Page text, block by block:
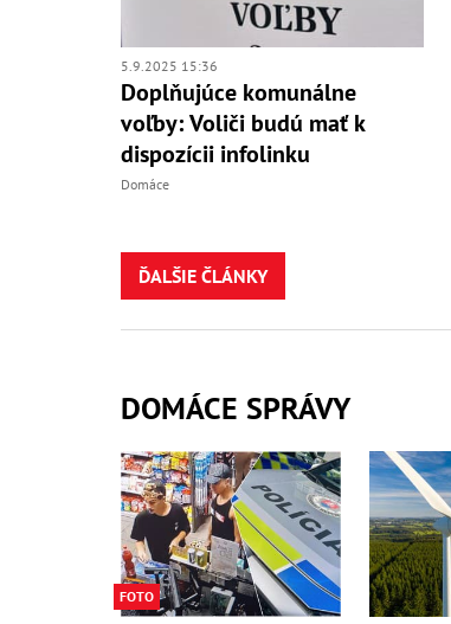
5.9.2025 15:36
Doplňujúce komunálne
voľby: Voliči budú mať k
dispozícii infolinku
Domáce
ĎALŠIE ČLÁNKY
DOMÁCE SPRÁVY
FOTO